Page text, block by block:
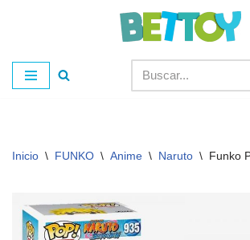
al
contenido
Inicio \ FUNKO \ Anime \ Naruto \ Funko